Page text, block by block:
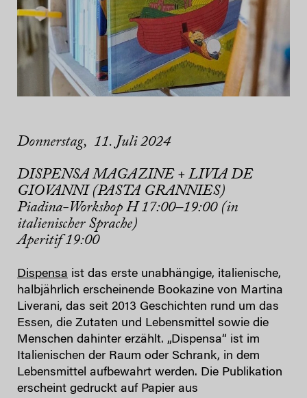
Donnerstag, 11. Juli 2024
DISPENSA MAGAZINE + LIVIA DE
GIOVANNI (PASTA GRANNIES)
Piadina-Workshop H 17:00–19:00 (in
italienischer Sprache)
Aperitif 19:00
Dispensa ist das erste unabhängige, italienische,
halbjährlich erscheinende Bookazine von Martina
Liverani, das seit 2013 Geschichten rund um das
Essen, die Zutaten und Lebensmittel sowie die
Menschen dahinter erzählt. „Dispensa“ ist im
Italienischen der Raum oder Schrank, in dem
Lebensmittel aufbewahrt werden. Die Publikation
erscheint gedruckt auf Papier aus